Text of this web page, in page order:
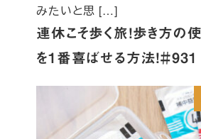
連休こそ歩く旅！歩き方の
を1番喜ばせる方法！＃931
みたいと思 […]